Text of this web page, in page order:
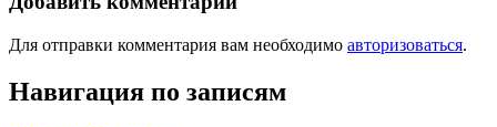
Для отправки комментария вам необходимо авторизоваться.
Навигация по записям